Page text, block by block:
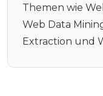
Themen wie
Web Data
Extraction und